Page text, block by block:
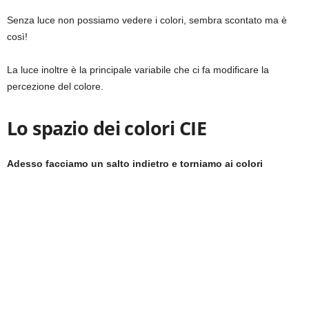
Senza luce non possiamo vedere i colori, sembra scontato ma è
così!
La luce inoltre è la principale variabile che ci fa modificare la
percezione del colore.
Lo spazio dei colori CIE
Adesso facciamo un salto indietro e torniamo ai colori